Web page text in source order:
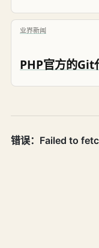
业界新闻
PHP官方的Git